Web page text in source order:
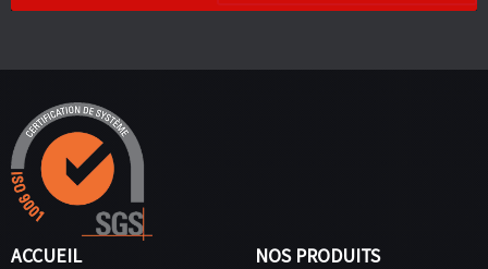
ACCUEIL
NOS PRODUITS